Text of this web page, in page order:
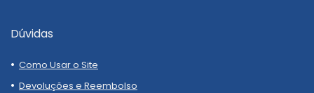
Dúvidas
Como Usar o Site
Devoluções e Reembolso